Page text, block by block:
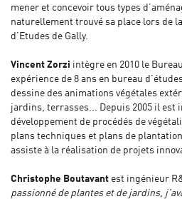
mener et concevoir tous types
naturellement trouvé sa place lors de
d’Etudes de Gally.
Vincent Zorzi intègre en 2010 le
expérience de 8 ans en bureau
dessine des animations végétales
jardins, terrasses... Depuis 2005 il est
développement de procédés de
plans techniques et plans de
assiste à la réalisation de projets
Christophe Boutavant est ingénieur
passionné de plantes et de jardins,